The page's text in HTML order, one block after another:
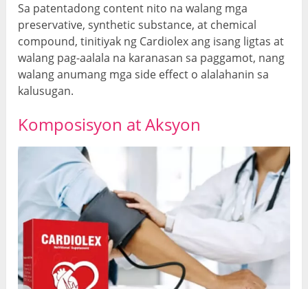
Sa patentadong content nito na walang mga
preservative, synthetic substance, at chemical
compound, tinitiyak ng Cardiolex ang isang ligtas at
walang pag-aalala na karanasan sa paggamot, nang
walang anumang mga side effect o alalahanin sa
kalusugan.
Komposisyon at Aksyon